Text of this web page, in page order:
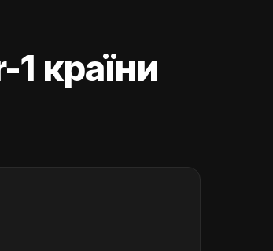
країни